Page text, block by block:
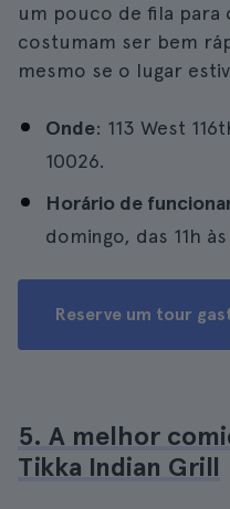
um pouco de fila para
costumam ser bem
mesmo se o lugar
Onde: 113 West
10026.
Horário de
domingo, das 11h
Reserve um tour
5. A melhor
Tikka Indian Grill